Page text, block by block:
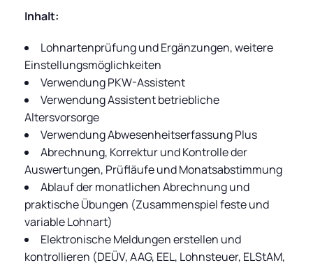
Inhalt:
Lohnartenprüfung und Ergänzungen, weitere
Einstellungsmöglichkeiten
Verwendung PKW-Assistent
Verwendung Assistent betriebliche
Altersvorsorge
Verwendung Abwesenheitserfassung Plus
Abrechnung, Korrektur und Kontrolle der
Auswertungen, Prüfläufe und Monatsabstimmung
Ablauf der monatlichen Abrechnung und
praktische Übungen (Zusammenspiel feste und
variable Lohnart)
Elektronische Meldungen erstellen und
kontrollieren (DEÜV, AAG, EEL, Lohnsteuer, ELStAM,